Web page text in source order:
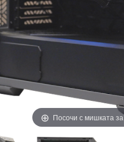
Посочи с мишката